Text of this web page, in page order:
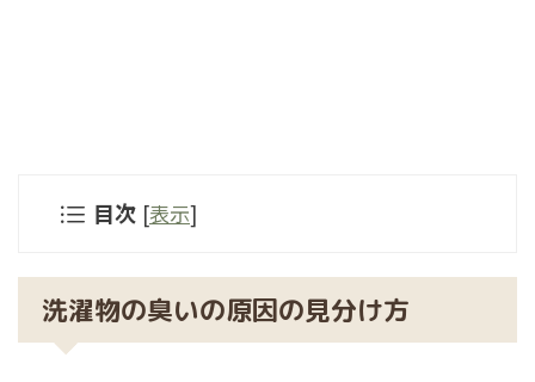
目次 [表示]
洗濯物の臭いの原因の見分け方